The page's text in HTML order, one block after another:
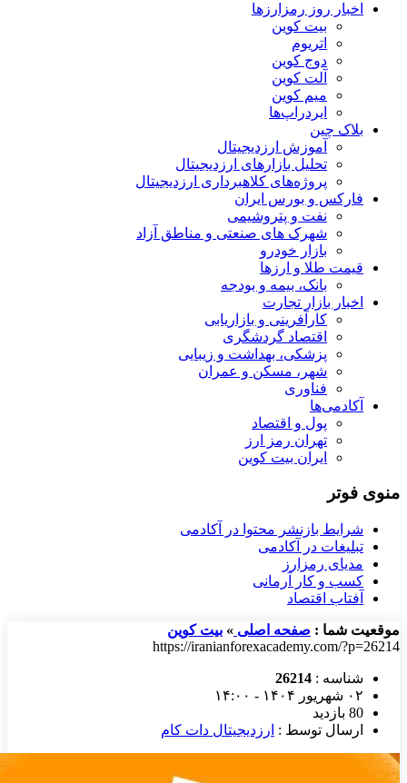
اخبار روز رمزارزها
بیت کوین
اتریوم
دوج کوین
آلت کوین
میم کوین‌
ایردراپ‌ها
بلاک چین
آموزش ارزدیجیتال
تحلیل بازارهای ارزدیجیتال
پروژه‌های کلاهبرداری ارزدیجیتال
فارکس و بورس ایران
نفت و پتروشیمی
شهرک های صنعتی و مناطق آزاد
بازار خودرو
قیمت طلا و ارزها
بانک، بیمه و بودجه
اخبار بازار تجارت
کارآفرینی و بازاریابی
اقتصاد گردشگری
پزشکی، بهداشت و زیبایی
شهر، مسکن و عمران
فناوری
آکادمی‌ها
پول و اقتصاد
تهران رمز ارز
ایران بیت کوین
منوی فوتر
شرایط بازنشر محتوا در آکادمی
تبلیغات در آکادمی
مدیای رمزارز
کسب و کار آرمانی
آفتاب اقتصاد
موقعیت شما : صفحه اصلی » بیت کوین
https://iranianforexacademy.com/?p=26214
شناسه : 26214
۰۲ شهریور ۱۴۰۴ - ۱۴:۰۰
80 بازدید
ارسال توسط : ارزدیجیتال دات کام